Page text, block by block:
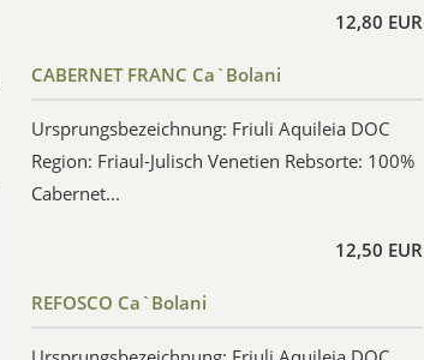
12,80 EUR
CABERNET FRANC Ca`Bolani
Ursprungsbezeichnung: Friuli Aquileia DOC
Region: Friaul-Julisch Venetien Rebsorte: 100%
Cabernet...
12,50 EUR
REFOSCO Ca`Bolani